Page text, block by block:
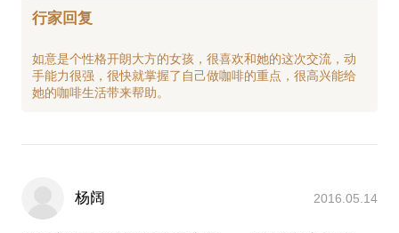
行家回复
如意是个性格开朗大方的女孩，很喜欢和她的这次交流，动
手能力很强，很快就掌握了自己做咖啡的重点，很高兴能给
杨阔 2016.05.14